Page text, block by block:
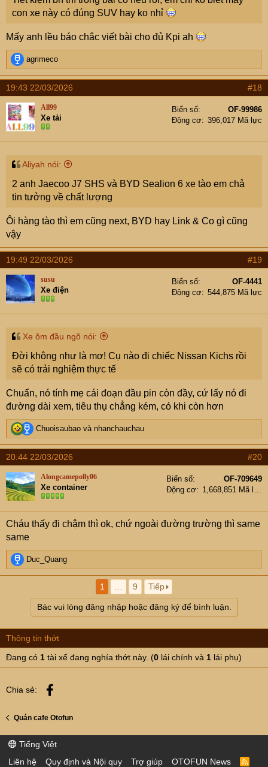
con xe này có đúng SUV hay ko nhỉ
Mấy anh lều báo chắc viết bài cho đủ Kpi ah
R
e
a
c
t
o
n
s
agrimeco
19:43 22/03/2026 #18
All99
Xe tải
Biển số
OF-99986
Động cơ
396,017 Mã lực
Aliyah nói:
2 anh Jaecoo J7 SHS và BYD Sealion 6 xe tào em chả
tin tưởng về chất lượng
Ôi hàng tào thì em cũng next, BYD hay Link & Co gì cũng
vậy
19:49 22/03/2026 #19
susu
Xe điện
Biển số
OF-4441
Động cơ
544,875 Mã lực
Xe ôm đầu ngõ nói:
Đời không như là mơ! Cụ nào đi chiếc Nissan Kichs rồi
sẽ có trải nghiệm thực tế
Chuẩn, nó tính mẹ cái đoạn đầu pin còn đầy, cứ lấy nó đi
đường dài xem, tiêu thụ chẳng kém, có khi còn hơn
R
e
a
c
s
:
Chuoisaubao và nhanchauchau
20:44 22/03/2026 #20
Alongcamepolly06
Xe container
Biển số
OF-709649
Động cơ
1,668,851 Mã lực
Cháu thấy đi chậm thì ok, chứ ngoài đường trường thì same
same
R
e
s
Duc_Quang
1 9 Tiếp
Bác vui lòng đăng nhập hoặc đăng ký để bình luận.
Thông tin thớt
Đang có 1 tài xế đang nghía thớt này. (0 lái chính và 1 lái phụ)
Chia sẻ:
Quán cafe Otofun
Tiếng Việt
Liên hệ
Quy định và Nội quy Trợ giúp OTOFUN News R